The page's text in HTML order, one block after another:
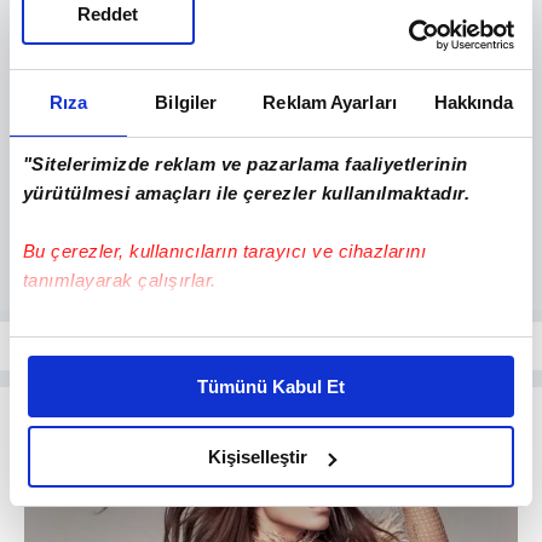
Rıza Bilgiler Reklam Ayarları Hakkında
"Sitelerimizde reklam ve pazarlama faaliyetlerinin
yürütülmesi amaçları ile çerezler kullanılmaktadır.
Bu çerezler, kullanıcıların tarayıcı ve cihazlarını
tanımlayarak çalışırlar.
Bu çerezlere izin vermeniz halinde sizlere özel
daha iyi reklam deneyimi yaşatabiliriz. Bunu yaparken
amacımızın size daha iyi bir reklam deneyimi sunmak
olduğunu ve sizlere en iyi içerikleri sunabilmek adına
elimizden gelen çabayı gösterdiğimizi ve bu noktada,
reklamların maliyetlerimizi karşılamak noktasında tek gelir
Tümünü Kabul Et
Kişiselleştir
Reddet